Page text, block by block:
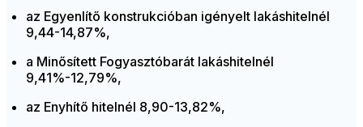
az Egyenlítő konstrukcióban igényelt lakáshitelnél
9,44-14,87%,
a Minősített Fogyasztóbarát lakáshitelnél
9,41%-12,79%,
az Enyhítő hitelnél 8,90-13,82%,